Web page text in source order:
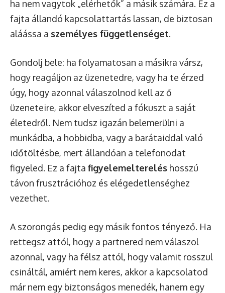
ha nem vagytok „elérhetők” a másik számára. Ez a
fajta állandó kapcsolattartás lassan, de biztosan
aláássa a személyes függetlenséget.
Gondolj bele: ha folyamatosan a másikra vársz,
hogy reagáljon az üzenetedre, vagy ha te érzed
úgy, hogy azonnal válaszolnod kell az ő
üzeneteire, akkor elveszíted a fókuszt a saját
életedről. Nem tudsz igazán belemerülni a
munkádba, a hobbidba, vagy a barátaiddal való
időtöltésbe, mert állandóan a telefonodat
figyeled. Ez a fajta figyelemelterelés hosszú
távon frusztrációhoz és elégedetlenséghez
vezethet.
A szorongás pedig egy másik fontos tényező. Ha
rettegsz attól, hogy a partnered nem válaszol
azonnal, vagy ha félsz attól, hogy valamit rosszul
csináltál, amiért nem keres, akkor a kapcsolatod
már nem egy biztonságos menedék, hanem egy